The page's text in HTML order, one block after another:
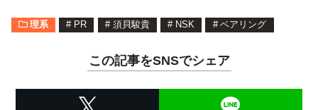
理系 # PR # 須貝駿貴 # NSK # ベアリング
この記事をSNSでシェア